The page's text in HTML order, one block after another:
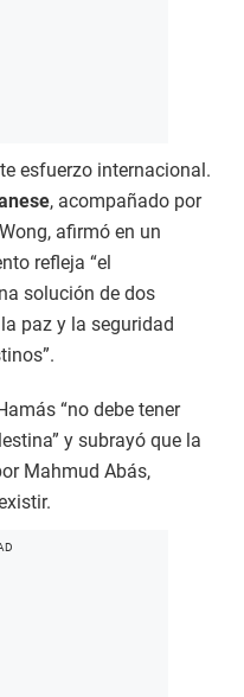
esfuerzo internacional.
, acompañado por
afirmó en un
refleja “el
solución de dos
paz y la seguridad
“no debe tener
y subrayó que la
Mahmud Abás,